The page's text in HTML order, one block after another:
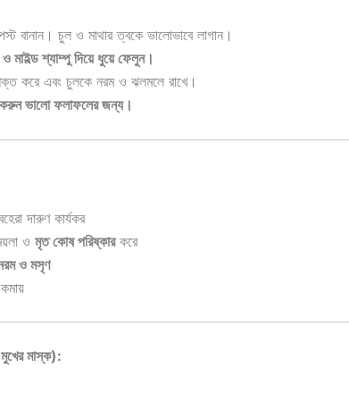
বানান। চুল ও মাথার ত্বকে ভালোভাবে লাগান।
মাইল্ড শ্যাম্পু দিয়ে ধুয়ে ফেলুন।
করে এবং চুলকে নরম ও ঝলমলে রাখে।
করুন ভালো ফলাফলের জন্য।
দারুণ কার্যকর
ও মৃত কোষ পরিষ্কারকরে
ও মসৃণ
মাস্ক):